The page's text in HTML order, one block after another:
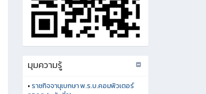
มุมความรู้
• ราชกิจจานุเบกษา พ.ร.บ.คอมพิวเตอร์